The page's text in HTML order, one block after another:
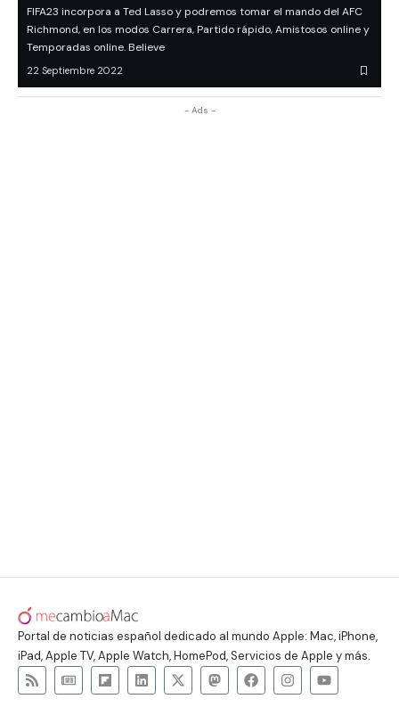
FIFA23 incorpora a Ted Lasso y podremos tomar el mando del AFC
Richmond, en los modos Carrera, Partido rápido, Amistosos online y
Temporadas online. Believe
22 Septiembre 2022
- Ads -
Portal de noticias español dedicado al mundo Apple: Mac, iPhone,
iPad, Apple TV, Apple Watch, HomePod, Servicios de Apple y más.